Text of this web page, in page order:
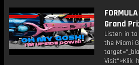
Grand
Listen in
the Miami
Visit">Klik